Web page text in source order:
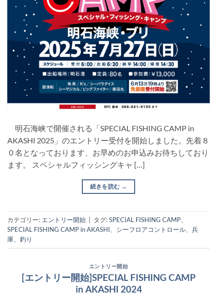
明石海峡で開催される「SPECIAL FISHING CAMP in
AKASHI 2025」のエントリー受付を開始しました。先着８
０名となっております、お早めのお申込みお待ちしており
ます。 スペシャルフィッシングキャ […]
続きを読む →
カテゴリー: エントリー開始 タグ:SPECIAL FISHING CAMP、
SPECIAL FISHING CAMP in AKASHI、 シーフロアコントロール、 兵
庫、 釣り
エントリー開始
[エントリー開始]SPECIAL FISHING CAMP
in AKASHI 2024